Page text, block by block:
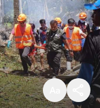
Klein
Standaard
Groot